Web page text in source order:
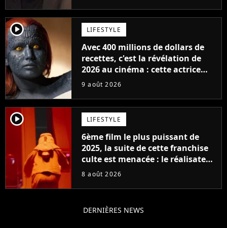
player2 LIFESTYLE
Avec 400 millions de dollars de
recettes, c'est la révélation de
2026 au cinéma : cette actrice
adorée prête à remplacer
9 août 2026
player2 LIFESTYLE
6ème film le plus puissant de
2025, la suite de cette franchise
culte est menacée : le réalisateur
claque la porte pour "différends
8 août 2026
DERNIÈRES NEWS